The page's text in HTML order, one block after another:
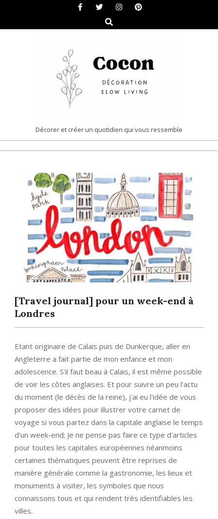
content
Search
COCON
|
SLOW
LIVING
Décorer et créer un quotidien qui vous ressemble
[Travel journal] pour un week-end à
Londres
Etant originaire de Calais puis de Dunkerque, aller en
Angleterre a fait partie de mon enfance et mon
adolescence. S'il faut beau à Calais, il est même possible
de voir les côtes anglaises. Et pour suivre un peu l'actu
du moment (le décès de la reine), j'ai eu l'idée de vous
proposer des idées pour illustrer votre carnet de
voyage si vous partez dans la capitale anglaise le temps
d'un week-end; Je ne pense pas faire ce type d'articles
pour toutes les capitales européennes néanmoins
certaines thématiques peuvent être reprises de
manière générale comme la gastronomie, les lieux et
monuments à visiter, les symboles que nous
connaissons tous et qui rendent très identifiables les
villes.